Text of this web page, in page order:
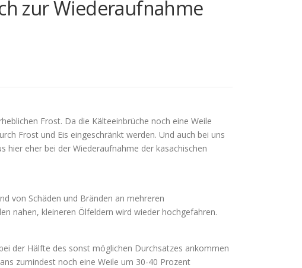
zur Wiederaufnahme
Frost. Da die Kälteeinbrüche noch eine Weile
Frost und Eis eingeschränkt werden. Und auch bei uns
hier eher bei der Wiederaufnahme der kasachischen
von Schäden und Bränden an mehreren
nahen, kleineren Ölfeldern wird wieder hochgefahren.
der Hälfte des sonst möglichen Durchsatzes ankommen
zumindest noch eine Weile um 30-40 Prozent